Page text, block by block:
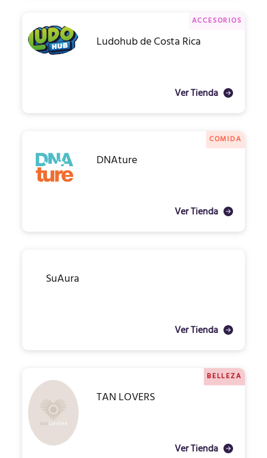
ACCESORIOS
Ludohub de Costa Rica
Ver Tienda
COMIDA
DNAture
Ver Tienda
SuAura
Ver Tienda
BELLEZA
TAN LOVERS
Ver Tienda